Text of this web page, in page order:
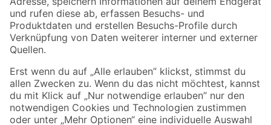
Zahlungsarten Versandarten
Sicher einkaufen
Jetzt die toom-App herunterladen